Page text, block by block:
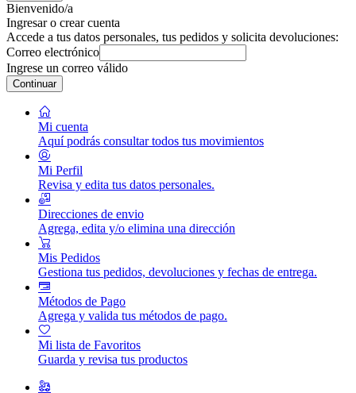
Bienvenido/a
Ingresar o crear cuenta
Accede a tus datos personales, tus pedidos y solicita devoluciones:
Correo electrónico
Ingrese un correo válido
Continuar
Mi cuenta
Aquí podrás consultar todos tus movimientos
Mi Perfil
Revisa y edita tus datos personales.
Direcciones de envio
Agrega, edita y/o elimina una dirección
Mis Pedidos
Gestiona tus pedidos, devoluciones y fechas de entrega.
Métodos de Pago
Agrega y valida tus métodos de pago.
Mi lista de Favoritos
Guarda y revisa tus productos